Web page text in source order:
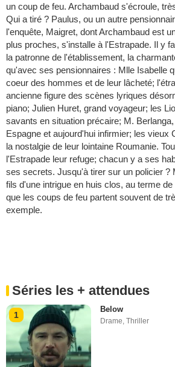
un coup de feu. Archambaud s'écroule,
Qui a tiré ? Paulus, ou un autre
l'enquête, Maigret, dont Archambaud est
plus proches, s'installe à l'Estrapade. Il y
la patronne de l'établissement, la
qu'avec ses pensionnaires : Mlle Isabelle
coeur des hommes et de leur lâcheté;
ancienne figure des scènes lyriques
piano; Julien Huret, grand voyageur; les
savants en situation précaire; M.
Espagne et aujourd'hui infirmier; les vieux
la nostalgie de leur lointaine Roumanie.
l'Estrapade leur refuge; chacun y a ses
ses secrets. Jusqu'à tirer sur un policier ?
fils d'une intrigue en huis clos, au terme
que les coups de feu partent souvent de
exemple.
Séries les + attendues
1
Below
Drame,Thriller